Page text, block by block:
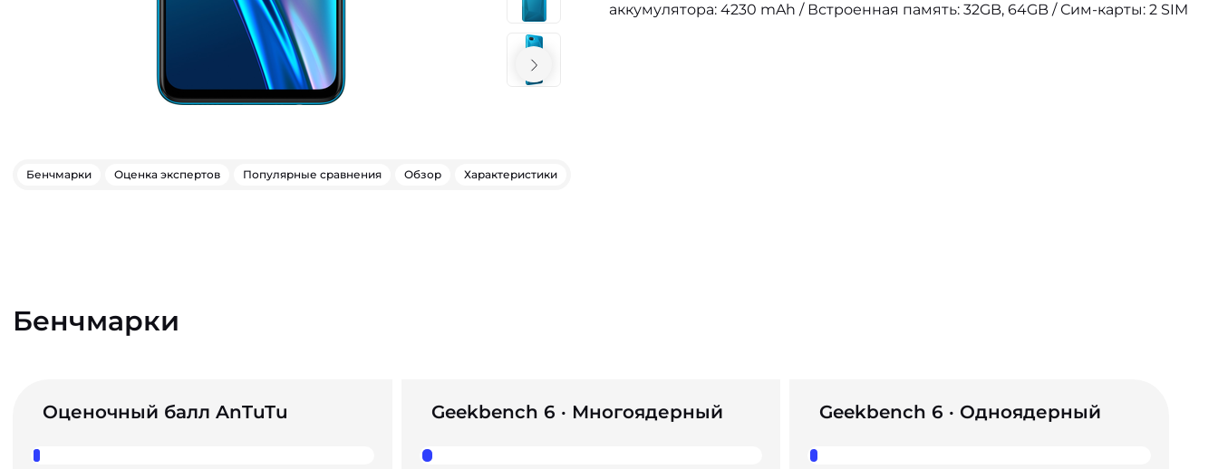
аккумулятора: 4230 mAh / Встроенная память: 32GB, 64GB / Сим-карты: 2 SIM
Бенчмарки Оценка экспертов Популярные сравнения Обзор Характеристики
Бенчмарки
Оценочный балл AnTuTu Geekbench 6 · Многоядерный Geekbench 6 · Одноядерный